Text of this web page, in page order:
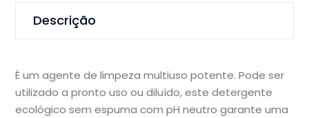
Descrição
É um agente de limpeza multiuso potente. Pode ser
utilizado a pronto uso ou diluído, este detergente
ecológico sem espuma com pH neutro garante uma